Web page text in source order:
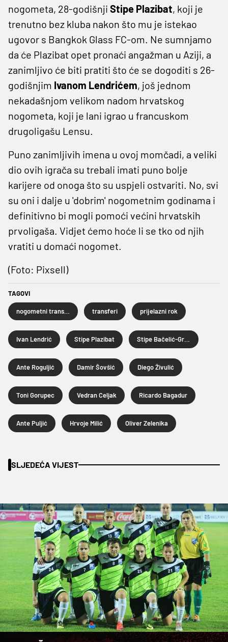
nogometa, 28-godišnji Stipe Plazibat, koji je
trenutno bez kluba nakon što mu je istekao
ugovor s Bangkok Glass FC-om. Ne sumnjamo
da će Plazibat opet pronaći angažman u Aziji, a
zanimljivo će biti pratiti što će se dogoditi s 26-
godišnjim Ivanom Lendrićem, još jednom
nekadašnjom velikom nadom hrvatskog
nogometa, koji je lani igrao u francuskom
drugoligašu Lensu.
Puno zanimljivih imena u ovoj momčadi, a veliki
dio ovih igrača su trebali imati puno bolje
karijere od onoga što su uspjeli ostvariti. No, svi
su oni i dalje u 'dobrim' nogometnim godinama i
definitivno bi mogli pomoći većini hrvatskih
prvoligaša. Vidjet ćemo hoće li se tko od njih
vratiti u domaći nogomet.
(Foto: Pixsell)
TAGOVI
transferi prijelazni rok
Ivan Lendrić Stipe Plazibat
Ante Roguljić Damir Šovšić Diego Živulić
Toni Gorupec Vedran Celjak Ricardo Bagadur
Ante Puljić Hrvoje Milić Oliver Zelenika
SLJEDEĆA VIJEST